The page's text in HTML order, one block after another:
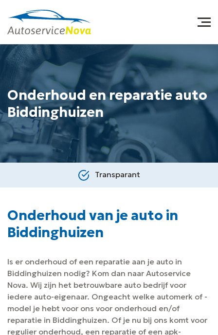
Onderhoud en reparatie auto
Biddinghuizen
Transparant
Onderhoud van je auto in
Biddinghuizen
Is er onderhoud of een reparatie aan je auto in
Biddinghuizen nodig? Kom dan naar Autoservice
Nova. Wij zijn het betrouwbare auto bedrijf voor
iedere auto-eigenaar. Ongeacht welke automerk of -
model je hebt voor ons voor onderhoud en/of
reparatie in Biddinghuizen. Of je nu bij ons komt voor
regulier onderhoud, een reparatie of een apk-